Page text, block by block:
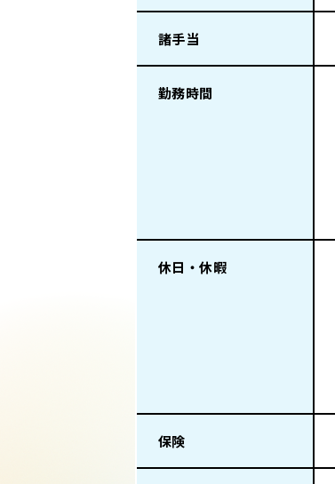
諸手当
勤務時間
休日・休暇
保険